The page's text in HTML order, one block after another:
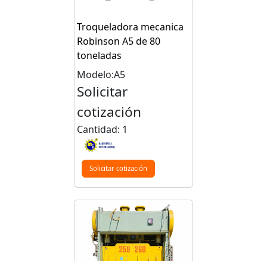
Troqueladora mecanica
Robinson A5 de 80
toneladas
Modelo:A5
Solicitar
cotización
Cantidad: 1
Solicitar cotización